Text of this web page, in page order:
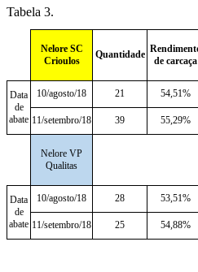
Tabela 3.
Nelore SC
Crioulos
Quantidade
de carcaça
Data
de
abate
10/agosto/18 21 54,51%
11/setembro/18
39 55,29%
Nelore VP
Qualitas
Data
de
abate
10/agosto/18 28 53,51%
11/setembro/18 25 54,88%